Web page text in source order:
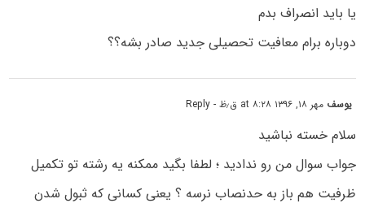
یا باید انصراف بدم
دوباره برام معافیت تحصیلی جدید صادر بشه؟؟
یوسف مهر ۱۸, ۱۳۹۶ at ۸:۲۸ ق٫ظ - Reply
سلام خسته نباشید
جواب سوال من رو ندادید ؛ لطفا بگید ممکنه یه رشته تو تکمیل
ظرفیت هم باز به حدنصاب نرسه ؟ یعنی کسانی که ثبول شدن